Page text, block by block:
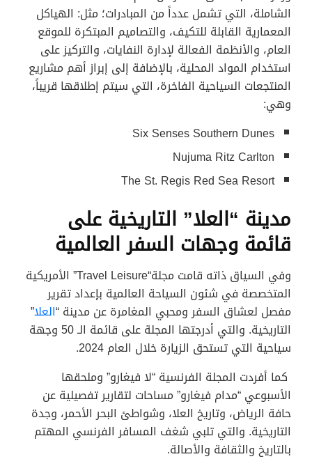
الشاملة، التي تشمل عدداً من المبادرات؛ مثل: الهياكل
المعمارية القابلة للتكيف، والتصاميم المبتكرة للموقع
العام، والأنظمة الفعالة لإدارة النفايات، والتركيز على
استخدام المواد المحلية، بالإضافة إلى إبراز أهم مشاريع
المنتجعات السياحية الفاخرة، التي سيتم إطلاقها قريباً،
وهي:
Six Senses Southern Dunes
Nujuma Ritz Carlton
The St. Regis Red Sea Resort
مدينة “العلا” التاريخية على
قائمة وجهات السفر العالمية
وفي السياق ذاته قامت مجلة“Travel Leisure” الأمريكية
المتخصصة في شئون السياحة العالمية بإعداد تقرير
مفصل لعشاق السفر ومحبي المغامرة عن مدينة “العلا”
التاريخية. والتي أدرجتها المجلة على قائمة الـ 50 وجهة
سياحية التي تستحق الزيارة خلال العام 2024.
كما أفردت المجلة الفرنسية “لا فيغارو” وملحقها
الأسبوعي “مدام فيغارو” مساحات لتقارير تفصيلية عن
حافة الرياض، وتاريخ العلا، وشواطئ البحر الأحمر، وجدة
التاريخية. والتي تلبي شغف المسافر الفرنسي المهتم
بالتاريخ والثقافة والأصالة.